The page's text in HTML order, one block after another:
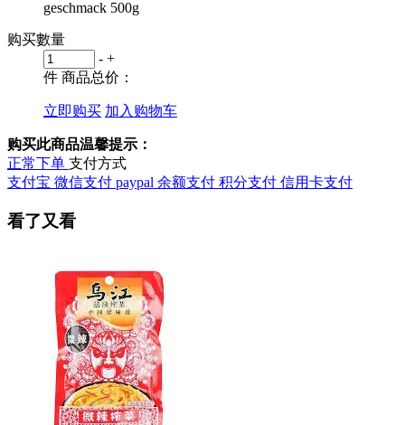
geschmack 500g
购买數量
- +
件 商品总价：
立即购买 加入购物车
购买此商品温馨提示：
正常下单 支付方式
支付宝 微信支付 paypal 余额支付 积分支付 信用卡支付
看了又看